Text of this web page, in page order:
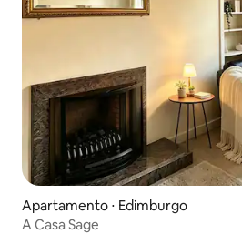
Apartamento ⋅ Edimburgo
A Casa Sage